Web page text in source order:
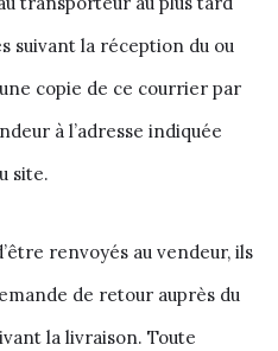
suivant la réception du ou
copie de ce courrier par
à l’adresse indiquée
site.
renvoyés au vendeur, ils
de retour auprès du
la livraison. Toute